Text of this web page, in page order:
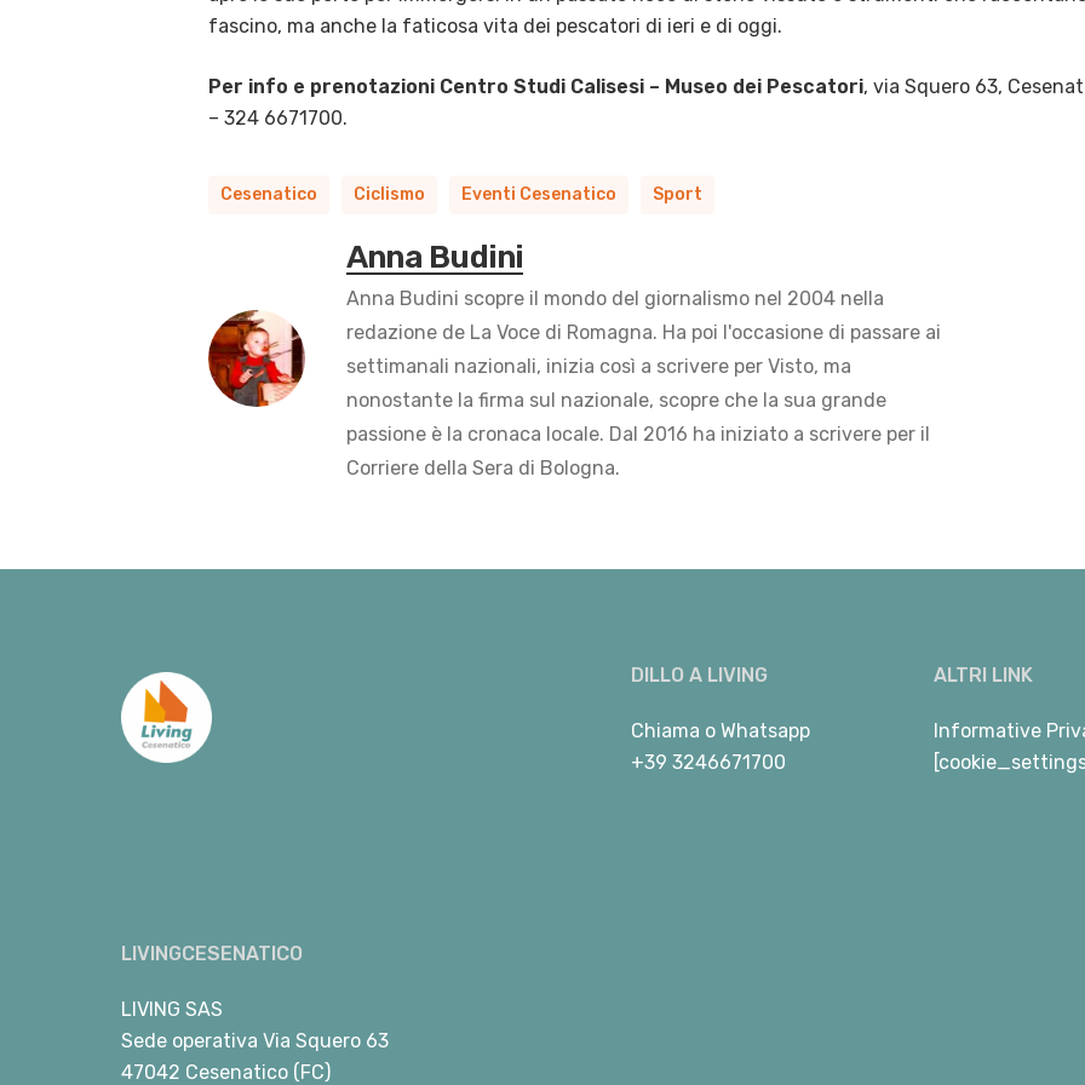
fascino, ma anche la faticosa vita dei pescatori di ieri e di oggi.
Per info e prenotazioni Centro Studi Calisesi – Museo dei Pescatori, via Squero 63,
– 324 6671700.
Cesenatico Ciclismo Eventi Cesenatico Sport
Anna Budini
Anna Budini scopre il mondo del giornalismo nel 2004 nella
redazione de La Voce di Romagna. Ha poi l'occasione di passare ai
settimanali nazionali, inizia così a scrivere per Visto, ma
nonostante la firma sul nazionale, scopre che la sua grande
passione è la cronaca locale. Dal 2016 ha iniziato a scrivere per il
Corriere della Sera di Bologna.
LIVINGCESENATICO
LIVING SAS
Sede operativa Via Squero 63
47042 Cesenatico (FC)
DILLO A LIVING
Chiama o Whatsapp
+39 3246671700
ALTRI LINK
Informative